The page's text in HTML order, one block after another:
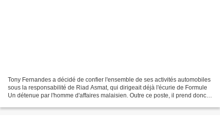
Tony Fernandes a décidé de confier l'ensemble de ses activités automobiles
sous la responsabilité de Riad Asmat, qui dirigeait déjà l'écurie de Formule
Un détenue par l'homme d'affaires malaisien. Outre ce poste, il prend donc